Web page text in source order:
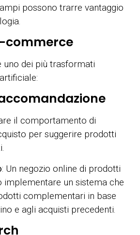
possono trarre vantaggio
commerce
uno dei più trasformati
il comportamento di
per suggerire prodotti
: Un negozio online di prodotti
implementare un sistema che
complementari in base
e agli acquisti precedenti.